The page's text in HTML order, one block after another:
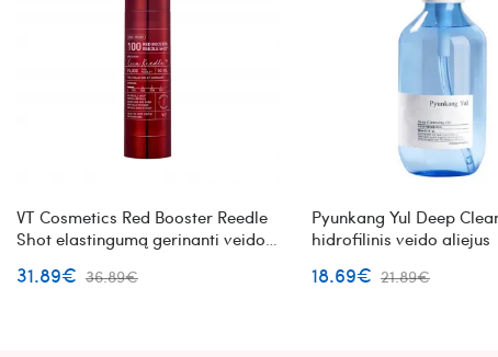
VT Cosmetics Red Booster Reedle
Shot elastingumą gerinanti veido
31.89€ 36.89€
Pyunkang Yul Deep
hidrofilinis veido aliejus
18.69€ 21.89€